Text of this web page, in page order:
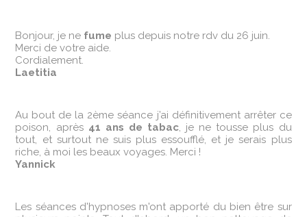
Bonjour, je ne fume plus depuis notre rdv du 26 juin.
Merci de votre aide.
Cordialement.
Laetitia
Au bout de la 2ème séance j’ai définitivement arrêter ce
poison, après 41 ans de tabac, je ne tousse plus du
tout, et surtout ne suis plus essoufflé, et je serais plus
riche, à moi les beaux voyages. Merci !
Yannick
Les séances d'hypnoses m'ont apporté du bien être sur